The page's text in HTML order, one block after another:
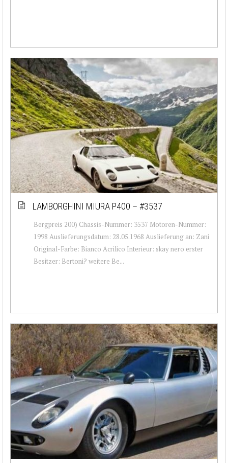
LAMBORGHINI MIURA P400 – #3537
Bergpreis 200) Chassis-Nummer: 3537 Motoren-Nummer:
1998 Auslieferungsdatum: 28.05.1968 Auslieferung an: Zani
Original-Farbe: Bianco Acrilico Interieur: skay nero erster
Besitzer: Bertoni? weitere Be...